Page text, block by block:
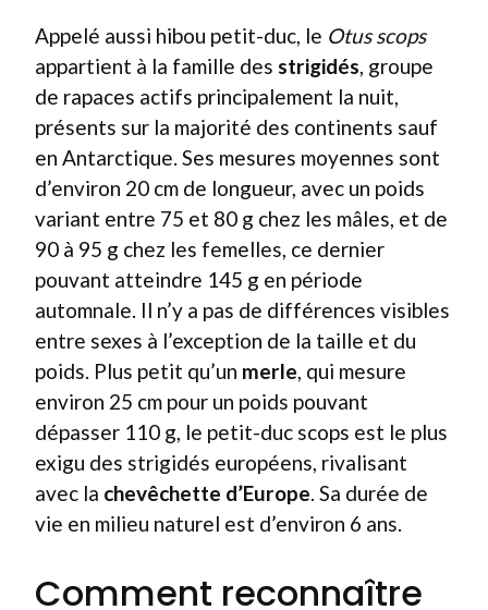
Appelé aussi hibou petit-duc, le Otus scops
appartient à la famille des strigidés , groupe
de rapaces actifs principalement la nuit,
présents sur la majorité des continents sauf
en Antarctique. Ses mesures moyennes sont
d’environ 20 cm de longueur, avec un poids
variant entre 75 et 80 g chez les mâles, et de
90 à 95 g chez les femelles, ce dernier
pouvant atteindre 145 g en période
automnale. Il n’y a pas de différences visibles
entre sexes à l’exception de la taille et du
poids. Plus petit qu’un merle , qui mesure
environ 25 cm pour un poids pouvant
dépasser 110 g, le petit-duc scops est le plus
exigu des strigidés européens, rivalisant
avec la chevêchette d’Europe . Sa durée de
vie en milieu naturel est d’environ 6 ans.
Comment reconnaître